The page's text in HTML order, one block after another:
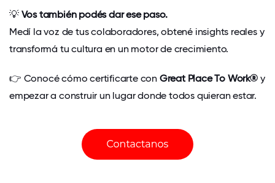
💡 Vos también podés dar ese paso.
Medí la voz de tus colaboradores, obtené insights reales y
transformá tu cultura en un motor de crecimiento.
👉 Conocé cómo certificarte con Great Place To Work®y
empezar a construir un lugar donde todos quieran estar.